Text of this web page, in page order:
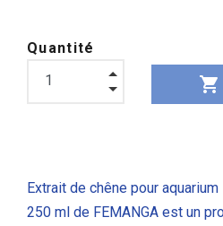
Quantité
shopping_cart
Extrait de chêne pour aquarium
250 ml de FEMANGA est un